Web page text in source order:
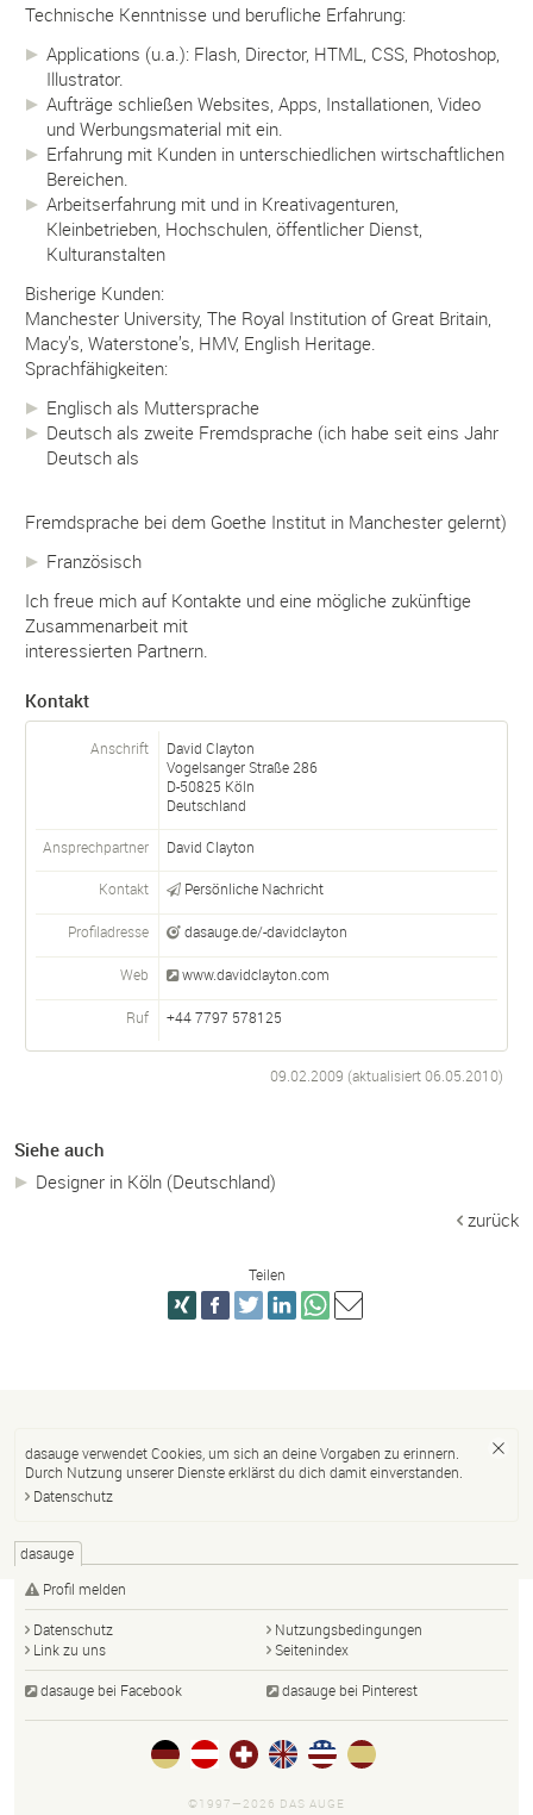
Technische Kenntnisse und berufliche Erfahrung:
Applications (u.a.): Flash, Director, HTML, CSS, Photoshop,
Illustrator.
Aufträge schließen Websites, Apps, Installationen, Video
und Werbungsmaterial mit ein.
Erfahrung mit Kunden in unterschiedlichen wirtschaftlichen
Bereichen.
Arbeitserfahrung mit und in Kreativagenturen,
Kleinbetrieben, Hochschulen, öffentlicher Dienst,
Kulturanstalten
Bisherige Kunden:
Manchester University, The Royal Institution of Great Britain,
Macy’s, Waterstone’s, HMV, English Heritage.
Sprachfähigkeiten:
Englisch als Muttersprache
Deutsch als zweite Fremdsprache (ich habe seit eins Jahr
Deutsch als
Fremdsprache bei dem Goethe Institut in Manchester gelernt)
Französisch
Ich freue mich auf Kontakte und eine mögliche zukünftige
Zusammenarbeit mit
interessierten Partnern.
Kontakt
Anschrift
David Clayton
Vogelsanger Straße 286
D-50825 Köln
Deutschland
Ansprechpartner David Clayton
Kontakt Persönliche Nachricht
Profiladresse dasauge.de/-davidclayton
Web www.davidclayton.com
Ruf +44 7797 578125
09.02.2009 (aktualisiert06.05.2010)
Siehe auch
Designer in Köln (Deutschland)
zurück
Teilen
dasauge verwendet Cookies, um sich an deine Vorgaben zu erinnern.
Durch Nutzung unserer Dienste erklärst du dich damit einverstanden.
Datenschutz
dasauge
Profil melden
Datenschutz
Nutzungsbedingungen
Link zu uns
Seitenindex
dasauge bei Facebook dasauge bei Pinterest
©1997—2026 DAS AUGE